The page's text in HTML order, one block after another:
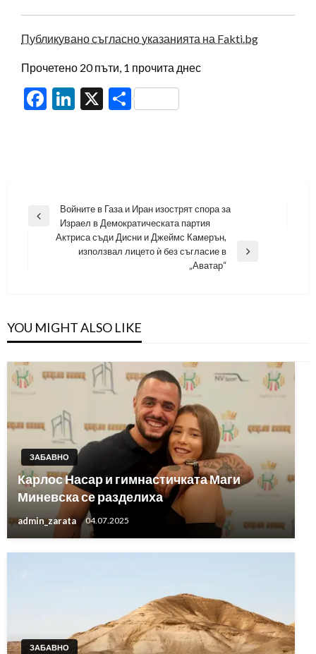
Публикувано съгласно указанията на Fakti.bg
Прочетено 20 пъти, 1 прочита днес
Facebook
LinkedIn
X Share
Навигация
Previous
Войните в Газа и Иран изострят спора за
Израел в Демократическата партия
Актриса съди Дисни и Джеймс Камерън,
използвал лицето ѝ без съгласие в
„Аватар“
YOU MIGHT ALSO LIKE
ЗАБАВНО
Карлос Насар и гимнастичката Маги
Миневска се разделиха
admin_zarata 04.07.2025
ЗАБАВНО